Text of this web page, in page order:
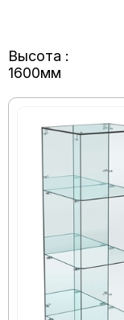
Высота :
1600мм